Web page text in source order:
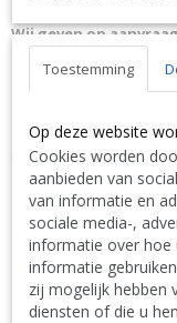
Wij geven op
N'hésitez pas à nous
l'étranger.
Don't
ins Ausland. TEL:
CONTACT Bcosy
Specificaties
Productcode
EAN code
Toestemming
Op deze website
Cookies worden
aanbieden van
van informatie en
sociale media-,
informatie over hoe
informatie
zij mogelijk hebben
diensten of die u